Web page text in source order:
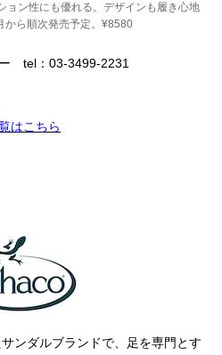
ンチュラ）
（ブラックダイヤモンド）
イスブレーカー）
ガ）
（シエラデザインズ）
ディー・バウアー）
（スタンダード カリ
ョン性にも優れる。デザインも履き心地
から順次発売予定。¥8580
ー tel：03-3499-2231
はこちら
ンダルブランドで、足を専門とす